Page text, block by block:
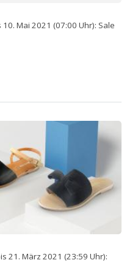
Mai 2021 (07:00 Uhr): Sale
21. März 2021 (23:59 Uhr):